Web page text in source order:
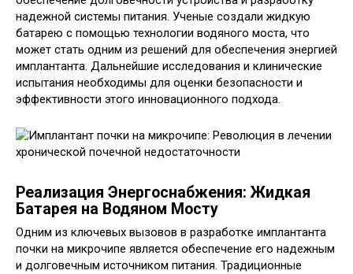
надежной системы питания. Ученые создали жидкую
батарею с помощью технологии водяного моста, что
может стать одним из решений для обеспечения энергией
имплантанта. Дальнейшие исследования и клинические
испытания необходимы для оценки безопасности и
эффективности этого инновационного подхода.
Реализация Энергоснабжения: Жидкая
Батарея на Водяном Мосту
Одним из ключевых вызовов в разработке имплантанта
почки на микрочипе является обеспечение его надежным
и долговечным источником питания. Традиционные